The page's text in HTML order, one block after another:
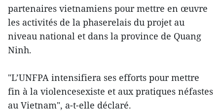
partenaires vietnamiens pour mettre en œuvre
les activités de la phaserelais du projet au
niveau national et dans la province de Quang
Ninh.
"L’UNFPA intensifiera ses efforts pour mettre
fin à la violencesexiste et aux pratiques néfastes
au Vietnam", a-t-elle déclaré.